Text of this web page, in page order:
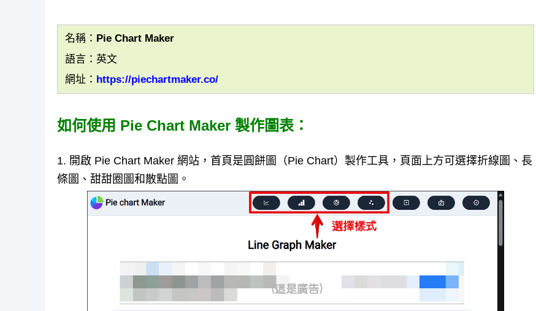
名稱：Pie Chart Maker
語言：英文
網址： https://piechartmaker.co/
如何使用 Pie Chart Maker 製作圖表：
1. 開啟 Pie Chart Maker 網站，首頁是圓餅圖（Pie Chart）製作工具，頁面上方可選擇折線圖、長
條圖、甜甜圈圖和散點圖。